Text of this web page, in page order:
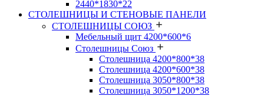
2440*1830*22
СТОЛЕШНИЦЫ И СТЕНОВЫЕ ПАНЕЛИ
СТОЛЕШНИЦЫ СОЮЗ
Мебельный щит 4200*600*6
Столешницы Союз
Столешница 4200*800*38
Столешница 4200*600*38
Столешница 3050*800*38
Столешница 3050*1200*38